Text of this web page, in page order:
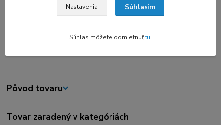
aktívne posúvanie vlákna v AMS.
Pôvod tovaru
Tovar zaradený v kategóriách
Nastavenia Súhlasím
Súhlas môžete odmietnuťtu.